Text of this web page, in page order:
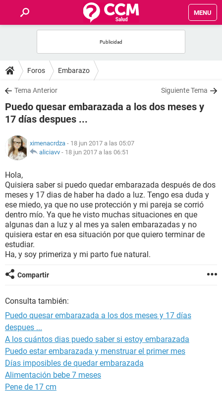
MENU
FOROS
SALUD
FAMILIA
NUTRICIÓN
SEXUALIDAD
GLOSARIO
Foros Embarazo
Tema Anterior Siguiente Tema
Puedo quesar embarazada a los dos meses y
17 días despues ...
ximenacrdza - 18 jun 2017 a las 05:07
aliciavv - 18 jun 2017 a las 06:51
Hola,
Quisiera saber si puedo quedar embarazada después de dos
meses y 17 dias de haber ha dado a luz. Tengo esa duda y
ese miedo, ya que no use protección y mi pareja se corrió
dentro mío. Ya que he visto muchas situaciones en que
algunas dan a luz y al mes ya salen embarazadas y no
quisiera estar en esa situación por que quiero terminar de
estudiar.
Ha, y soy primeriza y mi parto fue natural.
Compartir
Consulta también:
Puedo quesar embarazada a los dos meses y 17 días
despues ...
A los cuántos dias puedo saber si estoy embarazada
Puedo estar embarazada y menstruar el primer mes
Días imposibles de quedar embarazada
Alimentación bebe 7 meses
Pene de 17 cm